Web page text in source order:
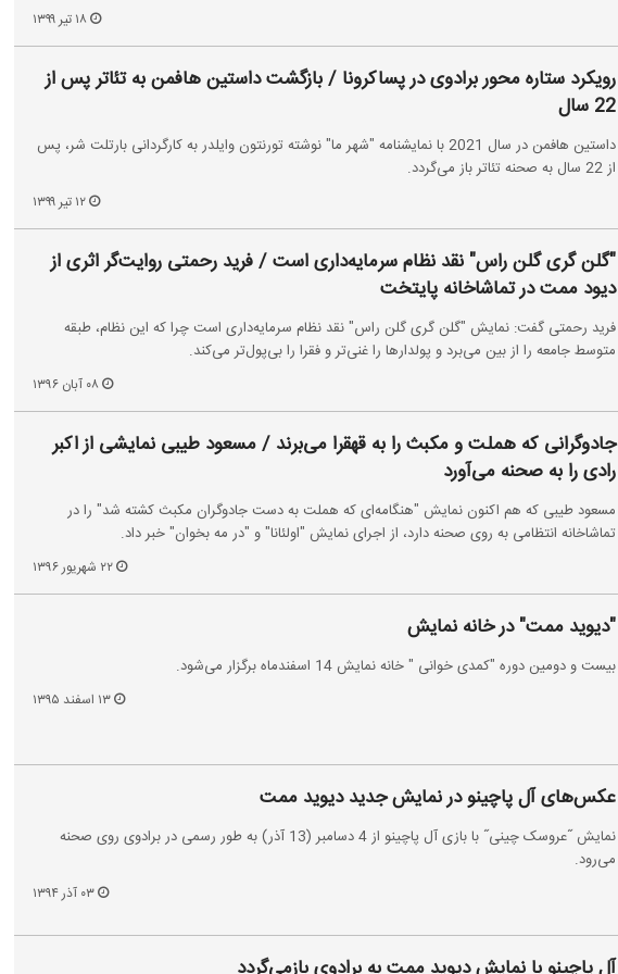
رویکرد ستاره محور برادوی در پساکرونا / بازگشت داستین هافمن به تئاتر پس از
22 سال
داستین هافمن در سال 2021 با نمایشنامه "شهر ما" نوشته تورنتون وایلدر به کارگردانی بارتلت شر، پس
از 22 سال به صحنه تئاتر باز می‌گردد.
۱۲ تیر ۱۳۹۹
"گلن گری گلن راس" نقد نظام سرمایه‌داری است / فرید رحمتی روایت‌گر اثری از
دیود ممت در تماشاخانه پایتخت
فرید رحمتی گفت: نمایش "گلن گری گلن راس" نقد نظام سرمایه‌داری است چرا که این نظام، طبقه
متوسط جامعه را از بین می‌برد و پولدارها را غنی‌تر و فقرا را بی‌پول‌تر می‌کند.
جادوگرانی که هملت و مکبث را به قهقرا می‌برند / مسعود طیبی نمایشی از اکبر
رادی را به صحنه می‌آورد
مسعود طیبی که هم اکنون نمایش "هنگامه‌ای که هملت به دست جادوگران مکبث کشته شد" را در
تماشاخانه انتظامی به روی صحنه دارد، از اجرای نمایش "اولئانا" و "در مه بخوان" خبر داد.
۲۲ شهریور ۱۳۹۶
"دیوید ممت" در خانه نمایش
بیست و دومین دوره "کمدی خوانی " خانه نمایش 14 اسفندماه برگزار می‌شود.
۱۳ اسفند ۱۳۹۵
عکس‌های آل پاچینو در نمایش جدید دیوید ممت
نمایش ˝عروسک چینی˝ با بازی آل پاچینو از 4 دسامبر (13 آذر) به طور رسمی در برادوی روی صحنه
می‌رود.
۰۳ آذر ۱۳۹۴